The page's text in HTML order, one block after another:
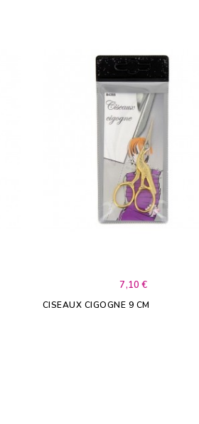
7,10 €
CISEAUX CIGOGNE 9 CM